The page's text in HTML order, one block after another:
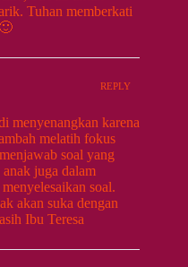
Tuhan memberkati
REPLY
menyenangkan karena
melatih fokus
soal yang
juga dalam
soal.
akan suka dengan
Ibu Teresa